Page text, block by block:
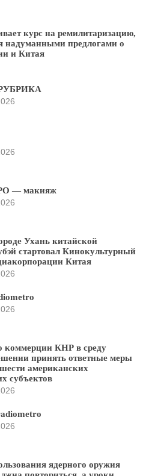
курс на ремилитаризацию,
надуманными предлогами о
и Китая
— макияж
Ухань китайской
стартовал Кинокультурный
Китая
коммерции КНР в среду
принять ответные меры
американских
субъектов
ядерного оружия